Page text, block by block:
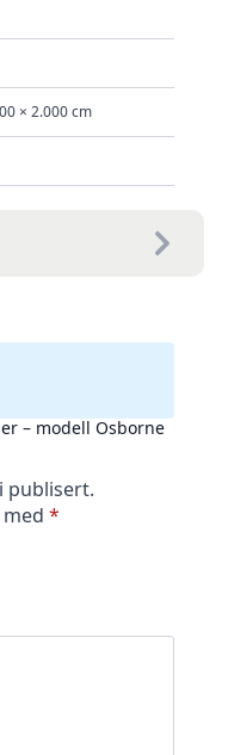
× 2.000 cm
– modell Osborne
publisert.
*